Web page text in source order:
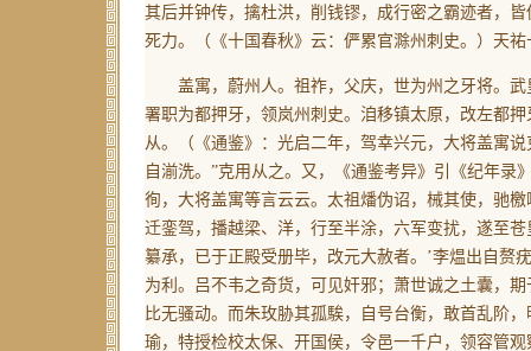
其后并钟传，擒杜洪，削钱镠，成行密之霸迹者，
死力。
（《十国春秋》云：俨累官滁州刺史。） 天祐
盖寓，蔚州人。祖祚，父庆，世为州之牙将。武
署职为都押牙，领岚州刺史。洎移镇太原，改左都
从。
（《通鉴》：光启二年，驾幸兴元，大将盖寓
自湔洗。”克用从之。又，《通鉴考异》引《纪年录
徇，大将盖寓等言云云。太祖燔伪诏，械其使，驰
迁銮驾，播越梁、洋，行至半涂，六军变扰，遂至
纂承，已于正殿受册毕，改元大赦者。’李煴出自赘
为利。吕不韦之奇货，可见奸邪；萧世诚之土囊，
比无骚动。而朱玫胁其孤騃，自号台衡，敢首乱阶
瑜，特授检校太保、开国侯，令邑一千户，领容管